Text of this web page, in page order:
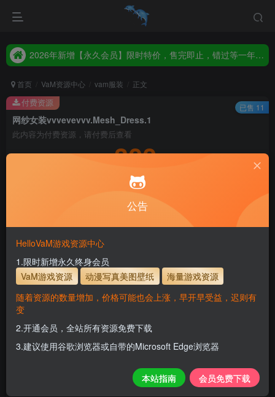
2026年新增【永久会员】限时特价，售完即止，错过等一年！！！
2026年新增【永久会员】限时特价，售完即止，错过等一年！！！
首页 VaM资源中心 vam服装 正文
网纱女装vvvevevvv.Mesh_Dress.1
此内容为付费资源，请付费后查看
300
永久至尊会员终生有效
会员免费下载资源
主流网盘——高速下载
支付页面打不开或支付后不跳转请联系QQ：3317425885
服装使用教程
解压密码 www.hellovam.com
开通会员【免费下载】全站资源！
1.为了资源不失效！请不要在线解压！
3.有任何问题请联系客服或评论留言。
付费资源 已售 11
公告
HelloVaM游戏资源中心
1.限时新增永久终身会员
VaM游戏资源
动漫写真美图壁纸
海量游戏资源
随着资源的数量增加，价格可能也会上涨，早开早受益，迟则有
变
2.开通会员，全站所有资源免费下载
3.建议使用谷歌浏览器或自带的Microsoft Edge浏览器
本站指南 会员免费下载